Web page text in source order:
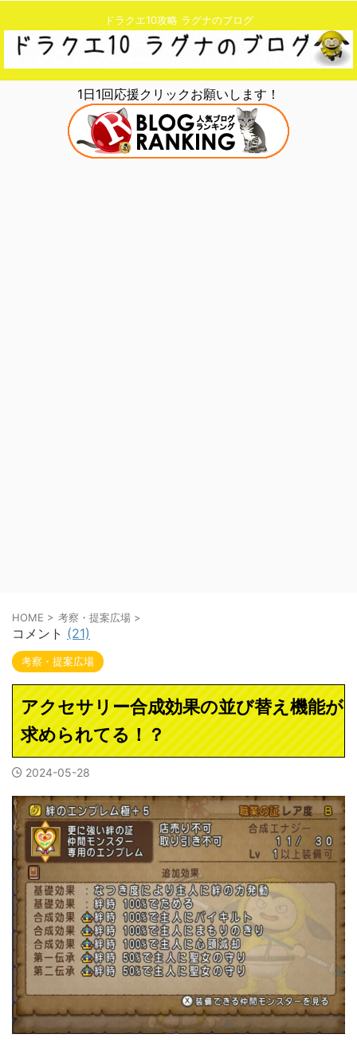
ドラクエ10攻略 ラグナのブログ
1日1回応援クリックお願いします！
HOME > 考察・提案広場 >
コメント (21)
考察・提案広場
アクセサリー合成効果の並び替え機能が
求められてる！？
2024-05-28